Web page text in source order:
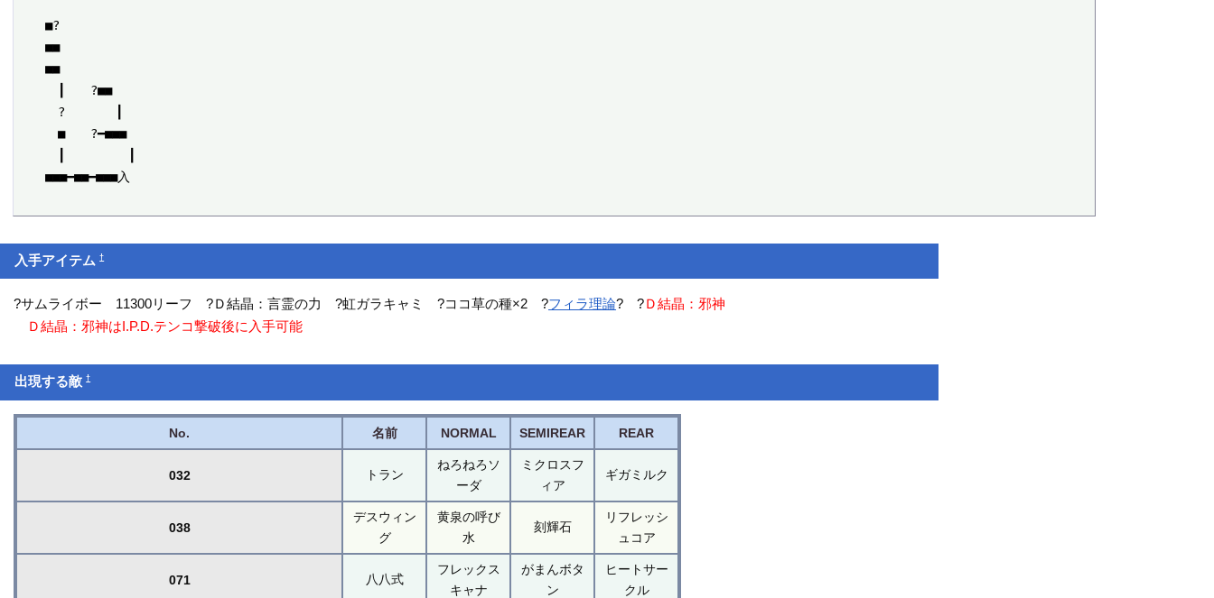
■?
■■
■■
┃　　?■■
?　　　　┃
■　　?━■■■
■■■━■■━■■■入
入手アイテム†
?サムライボー 11300リーフ ?Ｄ結晶：言霊の力 ?虹ガラキャミ ?ココ草の種×2 ?フィラ理論? ?Ｄ結晶：邪神
Ｄ結晶：邪神はI.P.D.テンコ撃破後に入手可能
出現する敵†
No. 名前 NORMAL SEMIREAR REAR
032 トラン
ねろねろソ
ーダ
ミクロスフ
ィア
ギガミルク
038
デスウィン
グ
黄泉の呼び
水
刻輝石
リフレッシ
ュコア
071 八八式
フレックス
キャナ
がまんボタ
ン
ヒートサー
クル